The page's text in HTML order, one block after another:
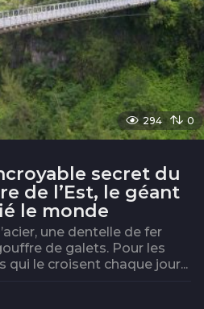
294 0
secret du
de l’Est, le géant
le monde
une dentelle de fer
de galets. Pour les
qui le croisent chaque jour...